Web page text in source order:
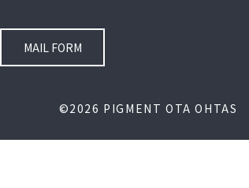
MAIL FORM
©2026 PIGMENT OTA OHTAS